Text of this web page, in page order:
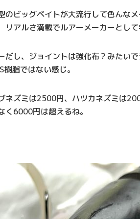
のビッグベイトが大流行して色んな
アルさ満載でルアーメーカーとして
し、ジョイントは強化布？みたい
脂ではない感じ。
ネズミは2500円、ハツカネズミは
く6000円は超えるね。